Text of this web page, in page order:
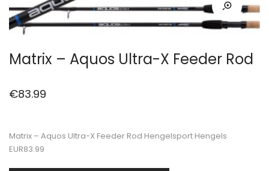
Matrix – Aquos Ultra-X Feeder Rod
€83.99
Matrix – Aquos Ultra-X Feeder Rod Hengelsport Hengels
EUR83.99